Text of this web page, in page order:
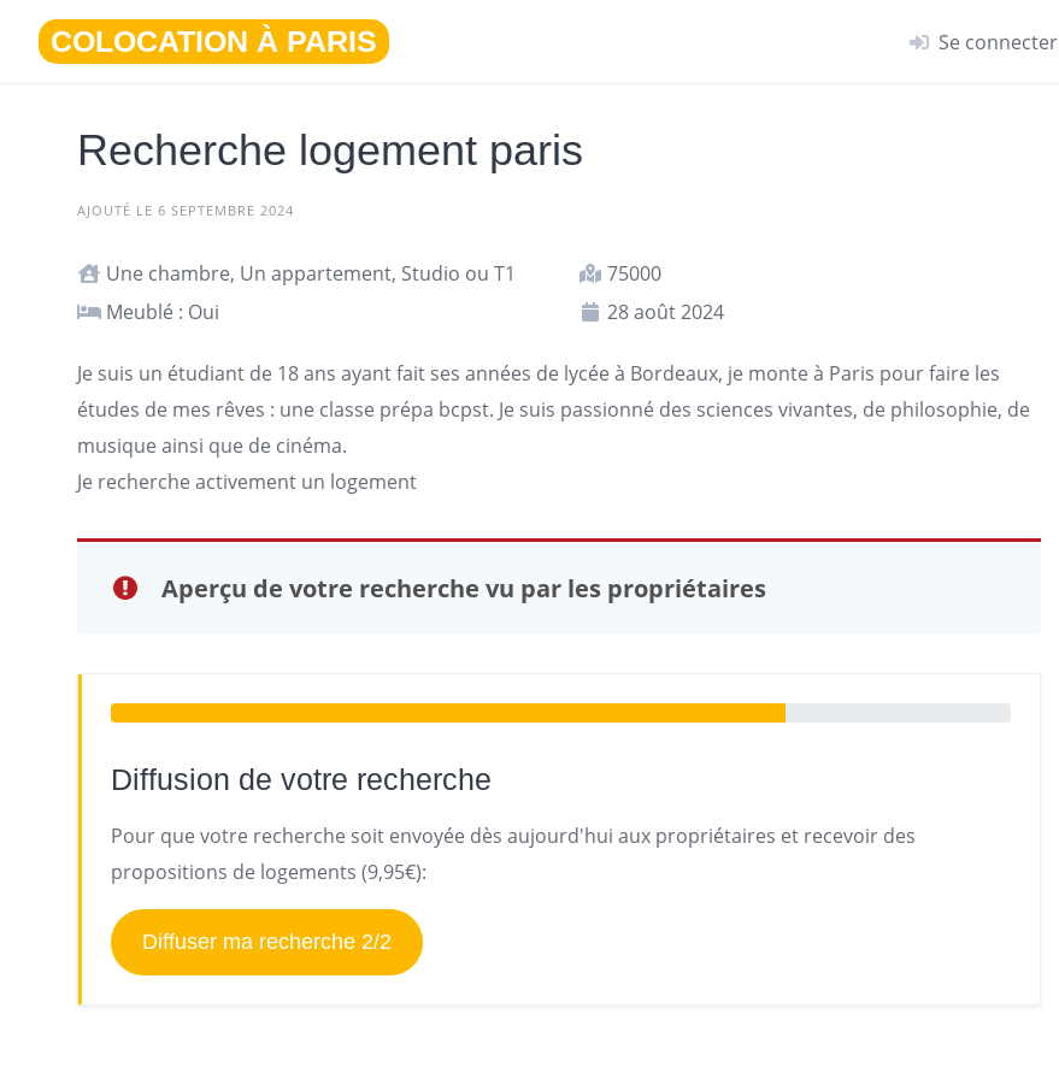
contenu
COLOCATION À PARIS Se connecter
Recherche logement paris
AJOUTÉ LE 6 SEPTEMBRE 2024
Une chambre, Un appartement, Studio ou T1
75000
Meublé : Oui
28 août 2024
Je suis un étudiant de 18 ans ayant fait ses années de lycée à Bordeaux, je monte à Paris pour faire les
études de mes rêves : une classe prépa bcpst. Je suis passionné des sciences vivantes, de philosophie, de
musique ainsi que de cinéma.
Je recherche activement un logement
Aperçu de votre recherche vu par les propriétaires
Diffusion de votre recherche
Pour que votre recherche soit envoyée dès aujourd'hui aux propriétaires et recevoir des
propositions de logements (9,95€):
Diffuser ma recherche 2/2